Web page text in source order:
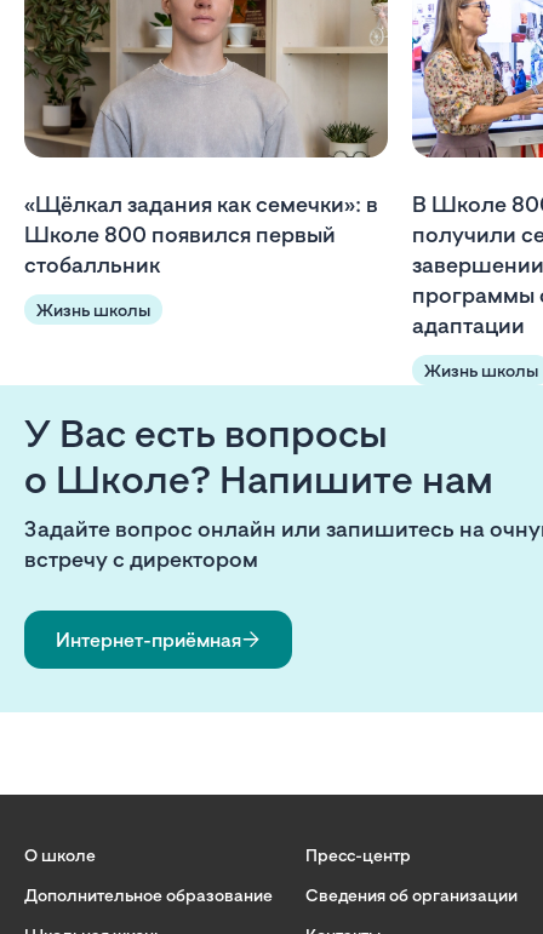
«Щёлкал задания как семечки»: в
Школе 800 появился первый
стобалльник
Жизнь школы
В Школе
получили
программы
адаптации
Жизнь школы
У Вас есть вопросы
о Школе? Напишите нам
Задайте вопрос онлайн или запишитесь на
встречу с директором
Интернет-приёмная
О школе
Дополнительное образование
Пресс-центр
Сведения об организации